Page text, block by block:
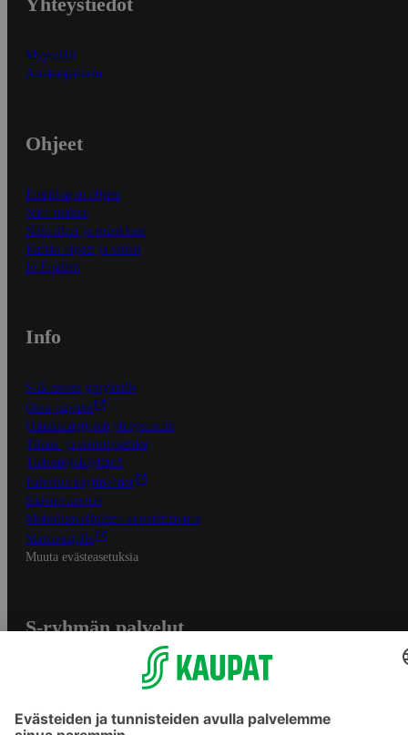
Myymälät
Asiakaspalvelu
Ohjeet
Ensitilaajan ohjeet
Näin maksat
Näin tilaat ja muokkaat
Kaikki ohjeet ja vinkit
In English
Info
S-Business yrityksille
Oiva-raportit
Osuuskauppojen yhteystiedot
Tilaus- ja toimitusehdot
Tietosuojakäytäntö
Palvelun käyttöehdot
Saavutettavuus
Mobiilisovelluksen saavutettavuus
Mainostajalle
Muuta evästeasetuksia
S-ryhmän palvelut
Yhteishyvä Ruoka -sovellus